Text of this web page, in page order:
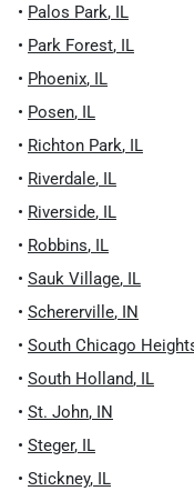
• Palos Park, IL
• Park Forest, IL
• Phoenix, IL
• Posen, IL
• Richton Park, IL
• Riverdale, IL
• Riverside, IL
• Robbins, IL
• Sauk Village, IL
• Schererville, IN
• South Chicago
• South Holland, IL
• St. John, IN
• Steger, IL
• Stickney, IL